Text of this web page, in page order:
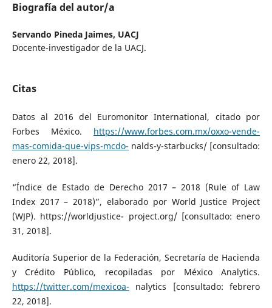
Biografía del autor/a
Servando Pineda Jaimes, UACJ
Docente-investigador de la UACJ.
Citas
Datos al 2016 del Euromonitor International, citado por
Forbes México. https://www.forbes.com.mx/oxxo-vende-
mas-comida-que-vips-mcdo- nalds-y-starbucks/ [consultado:
enero 22, 2018].
“Índice de Estado de Derecho 2017 – 2018 (Rule of Law
Index 2017 – 2018)”, elaborado por World Justice Project
(WJP). https://worldjustice- project.org/ [consultado: enero
31, 2018].
Auditoría Superior de la Federación, Secretaría de Hacienda
y Crédito Público, recopiladas por México Analytics.
https://twitter.com/mexicoa- nalytics [consultado: febrero
22, 2018].